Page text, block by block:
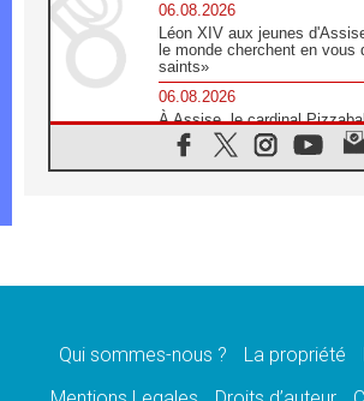
06.08.2026
Léon XIV aux jeunes
le monde cherchent en vous
saints»
06.08.2026
À Assise, le cardinal
«les chrétiens veulent la paix»
06.08.2026
message de paix et de
Qui sommes-nous ? La propriété